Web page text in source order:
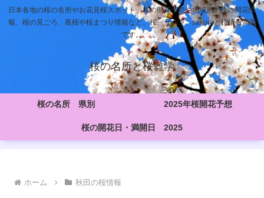
日本各地の桜の名所やお花見桜スポット、桜の開花予想や地域別の桜の開花情
報、桜の見ごろ、夜桜や桜まつり情報など、桜、サクラ、sakuraと桜情報満載
です。
桜の名所と桜雑学
桜の名所 県別 2025年桜開花予想
桜の開花日・満開日 2025
ホーム 秋田の桜情報